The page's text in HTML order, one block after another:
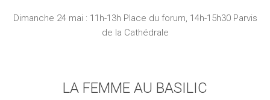
Dimanche 24 mai : 11h-13h Place du forum, 14h-15h30 Parvis
de la Cathédrale
LA FEMME AU BASILIC